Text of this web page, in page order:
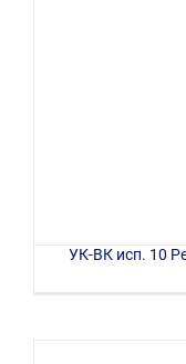
УК-ВК исп. 10